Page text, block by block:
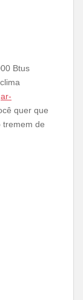
Btus
ar-
quer que
tremem de